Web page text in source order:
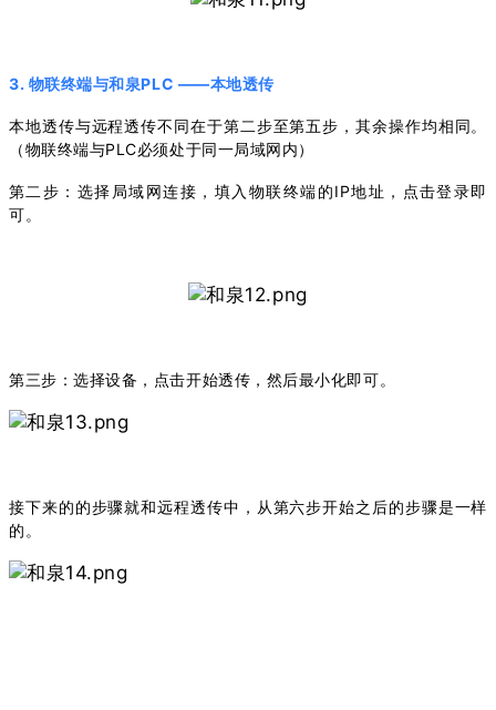
3. 物联终端与和泉PLC ——本地透传
本地透传与远程透传不同在于第二步至第五步，其余操作均相同。
（物联终端与PLC必须处于同一局域网内）
第二步：选择局域网连接，填入物联终端的IP地址，点击登录即
可。
第三步：选择设备，点击开始透传，然后最小化即可。
接下来的的步骤就和远程透传中，从第六步开始之后的步骤是一样
的。